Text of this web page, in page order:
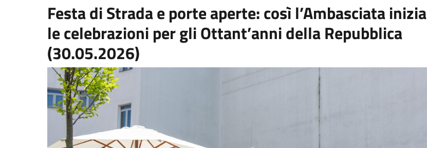
Festa di Strada e porte aperte: così l’Ambasciata inizia
le celebrazioni per gli Ottant’anni della Repubblica
(30.05.2026)